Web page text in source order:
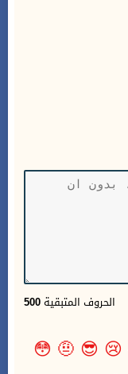
500 الحروف المتبقية
😢
😎
🤨
😳